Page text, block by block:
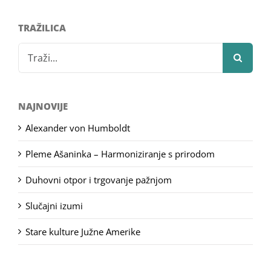
TRAŽILICA
for:
NAJNOVIJE
Alexander von Humboldt
Pleme Ašaninka – Harmoniziranje s prirodom
Duhovni otpor i trgovanje pažnjom
Slučajni izumi
Stare kulture Južne Amerike